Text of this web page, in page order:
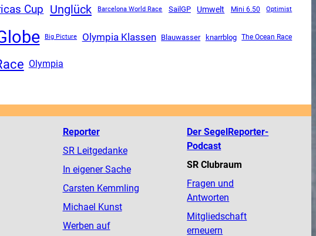
Cup Unglück Barcelona World Race SailGP Umwelt Mini 6.50 Optimist
Big Picture Olympia Klassen Blauwasser knarrblog The Ocean Race
Olympia
Reporter
SR Leitgedanke
In eigener Sache
Carsten Kemmling
Michael Kunst
Werben auf
Der SegelReporter-
Podcast
SR Clubraum
Fragen und
Antworten
Mitgliedschaft
erneuern